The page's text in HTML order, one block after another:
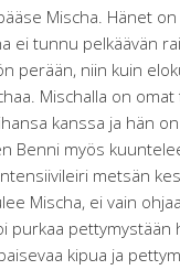
Mischa. Hänet
ei tunnu pelkäävän
perään, niin kuin
Mischalla on
kanssa ja hän
Benni myös
metsän
Mischa, ei vain
pettymystään
kipua ja